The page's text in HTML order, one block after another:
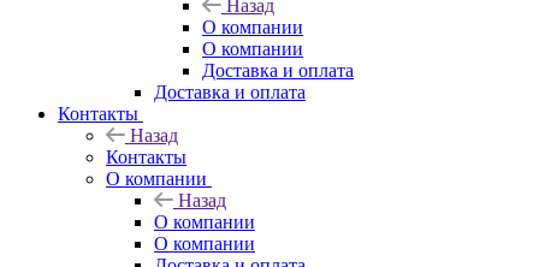
Назад
О компании
О компании
Доставка и оплата
Доставка и оплата
Контакты
Назад
Контакты
О компании
Назад
О компании
О компании